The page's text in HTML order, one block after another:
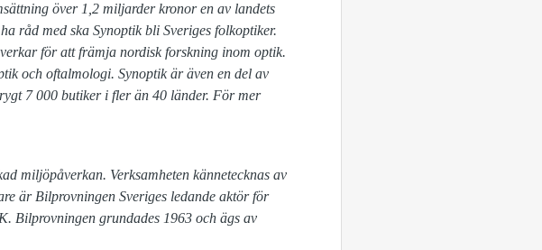
över 1,2 miljarder kronor en av landets
råd med ska Synoptik bli Sveriges folkoptiker.
för att främja nordisk forskning inom optik.
och oftalmologi. Synoptik är även en del av
7 000 butiker i fler än 40 länder. För mer
miljöpåverkan. Verksamheten kännetecknas av
är Bilprovningen Sveriges ledande aktör för
Bilprovningen grundades 1963 och ägs av